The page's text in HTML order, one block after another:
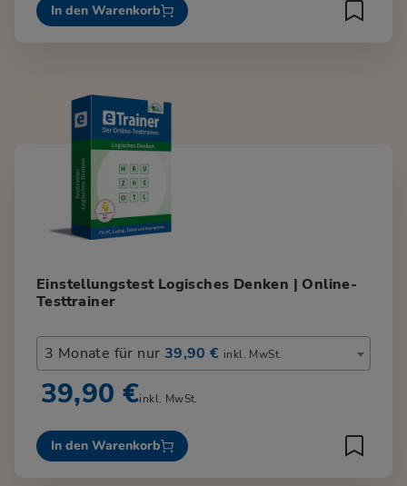
In den Warenkorb
Einstellungstest Logisches Denken | Online-
Testtrainer
3 Monate für nur 39,90 € inkl. MwSt.
39,90 €inkl. MwSt.
In den Warenkorb